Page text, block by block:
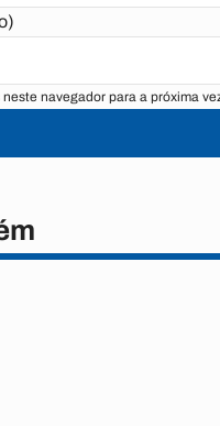
navegador para a próxima